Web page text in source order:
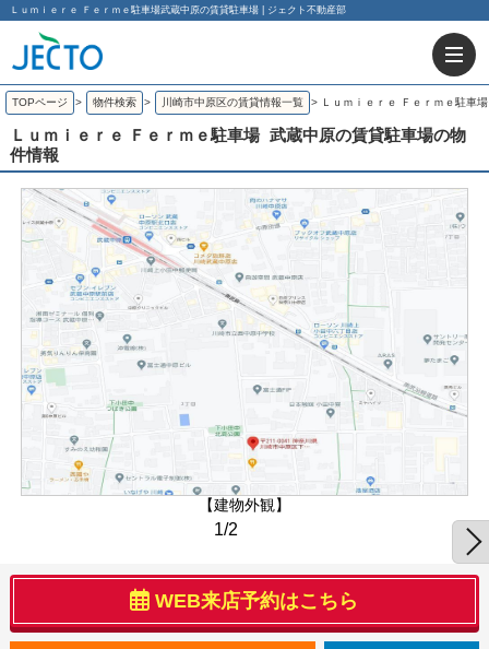
Ｌｕｍｉｅｒｅ Ｆｅｒｍｅ駐車場武蔵中原の賃貸駐車場 | ジェクト不動産部
TOPページ > 物件検索 > 川崎市中原区の賃貸情報一覧 > Ｌｕｍｉｅｒｅ Ｆｅｒｍｅ駐車
Ｌｕｍｉｅｒｅ Ｆｅｒｍｅ駐車場 武蔵中原の賃貸駐車場の物
件情報
【建物外観】
1/2
WEB来店予約はこちら